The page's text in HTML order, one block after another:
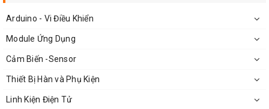
Ứng dụng của thiếc hàn solder xịn:
độ nhất định để dây thiếc chảy ra và có tác dụng kết nối các
thiết bị,linh kiện
..... Có thể nói, thiếc hàn là phần không thể
Arduino - Vi Điều Khiển
Module Ứng Dụng
Cảm Biến -Sensor
Thiết Bị Hàn và Phụ Kiện
Linh Kiện Điện Tử